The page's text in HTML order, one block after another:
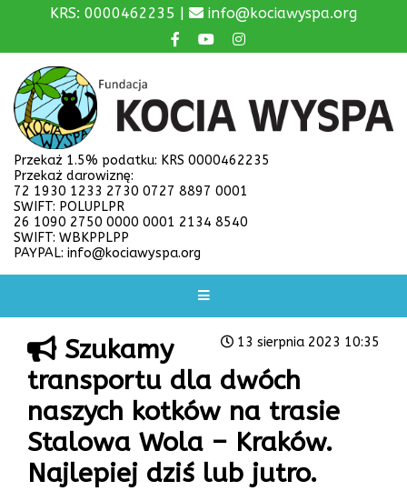
KRS: 0000462235 | info@kociawyspa.org
Przekaż 1.5% podatku: KRS 0000462235
Przekaż darowiznę:
72 1930 1233 2730 0727 8897 0001
SWIFT: POLUPLPR
26 1090 2750 0000 0001 2134 8540
SWIFT: WBKPPLPP
PAYPAL: info@kociawyspa.org
13 sierpnia 2023 10:35
Szukamy
transportu dla dwóch
naszych kotków na trasie
Stalowa Wola – Kraków.
Najlepiej dziś lub jutro.